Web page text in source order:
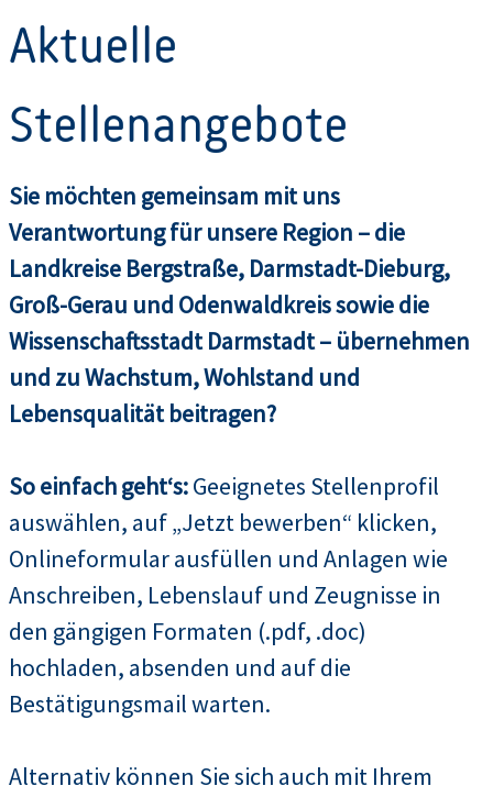
Aktuelle
Stellenangebote
Sie möchten gemeinsam mit uns
Verantwortung für unsere Region – die
Landkreise Bergstraße, Darmstadt-Dieburg,
Groß-Gerau und Odenwaldkreis sowie die
Wissenschaftsstadt Darmstadt – übernehmen
und zu Wachstum, Wohlstand und
Lebensqualität beitragen?
So einfach geht‘s:Geeignetes Stellenprofil
auswählen, auf „Jetzt bewerben“ klicken,
Onlineformular ausfüllen und Anlagen wie
Anschreiben, Lebenslauf und Zeugnisse in
den gängigen Formaten (.pdf, .doc)
hochladen, absenden und auf die
Bestätigungsmail warten.
Alternativ können Sie sich auch mit Ihrem